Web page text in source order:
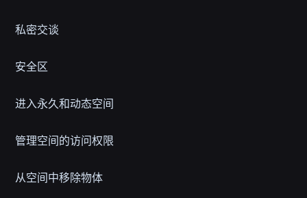
私密交谈
安全区
进入永久和动态空间
管理空间的访问权限
从空间中移除物体